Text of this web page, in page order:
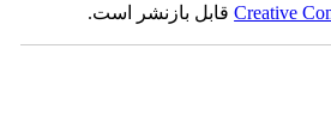
Creativeقابل بازنشر است.